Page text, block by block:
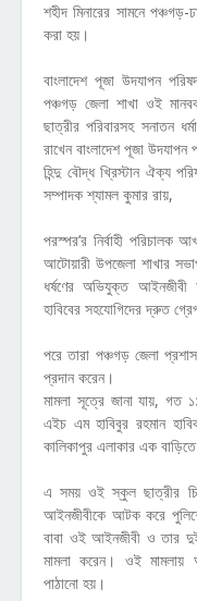
শহীদ মিনারের সামনে
করা হয়।
বাংলাদেশ পূজা উদযাপন
পঞ্চগড় জেলা শাখা ওই
ছাত্রীর পরিবারসহ সনাতন
রাখেন বাংলাদেশ পূজা উদযাপন
হিন্দু বৌদ্ধ খ্রিস্টান ঐক্য
সম্পাদক শ্যামল কুমার রায়,
পরস্পর’র নির্বাহী পরিচালক
আটোয়ারী উপজেলা শাখার
ধর্ষণের অভিযুক্ত আইনজীবী
হাবিবের সহযোগিদের দ্রুত
পরে তারা পঞ্চগড় জেলা
প্রদান করেন।
মামলা সূত্রে জানা যায়, গত
এইচ এম হাবিবুর রহমান
কালিকাপুর এলাকার এক বাড়িতে
এ সময় ওই স্কুল ছাত্রীর
আইনজীবীকে আটক করে
বাবা ওই আইনজীবী ও তার
মামলা করেন। ওই মামলায়
পাঠানো হয়।